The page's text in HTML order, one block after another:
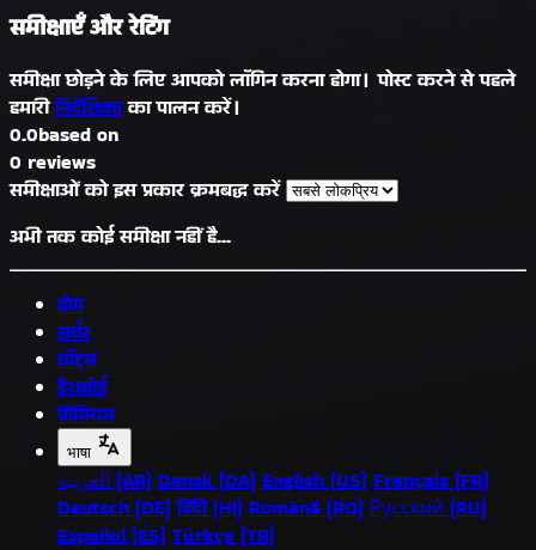
समीक्षाएँ और रेटिंग
समीक्षा छोड़ने के लिए आपको लॉगिन करना होगा। पोस्ट करने से पहले
हमारीनिर्देशिकाका पालन करें।
0.0based on
0 reviews
समीक्षाओं को इस प्रकार क्रमबद्ध करें
अभी तक कोई समीक्षा नहीं है...
होम
सर्वर
बॉट्स
डैशबोर्ड
प्रीमियम
भाषा
العربية (AR) Dansk (DA) English (US) Français (FR)
Deutsch (DE) हिंदी (HI) Română (RO) Русский (RU)
Español (ES) Türkçe (TR)